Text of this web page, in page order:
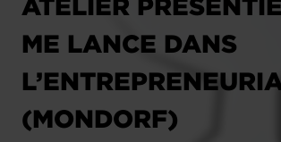
ATELIER
ME LANCE DANS
(MONDORF)